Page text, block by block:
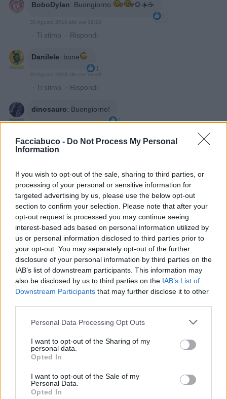
Facciabuco - Do Not Process My Personal
Information
If you wish to opt-out of the sale, sharing to third parties, or
processing of your personal or sensitive information for
targeted advertising by us, please use the below opt-out
section to confirm your selection. Please note that after your
opt-out request is processed you may continue seeing
interest-based ads based on personal information utilized by
us or personal information disclosed to third parties prior to
your opt-out. You may separately opt-out of the further
disclosure of your personal information by third parties on the
IAB’s list of downstream participants. This information may
also be disclosed by us to third parties on the IAB’s List of
Downstream Participants that may further disclose it to other
Personal Data Processing Opt Outs
I want to opt-out of the Sharing of my
personal data.
Opted In
I want to opt-out of the Sale of my
Personal Data.
Opted In
BoboDylan: Buongiorno 🌻☀️☕️
1
30 Agosto 2018 alle ore 09:18
· Ti stimo · Rispondi
Danilele: bone
1
30 Agosto 2018 alle ore 09:20
· Ti stimo · Rispondi
dinosauro: Buongiorno!
1
·Ti stimo ·Rispondi
1
30 Agosto 2018 alle ore 09:21
· Ti stimo · Rispondi
Mirch
1
·Ti stimo·Rispondi
30 Agosto 2018 alle ore 09:23